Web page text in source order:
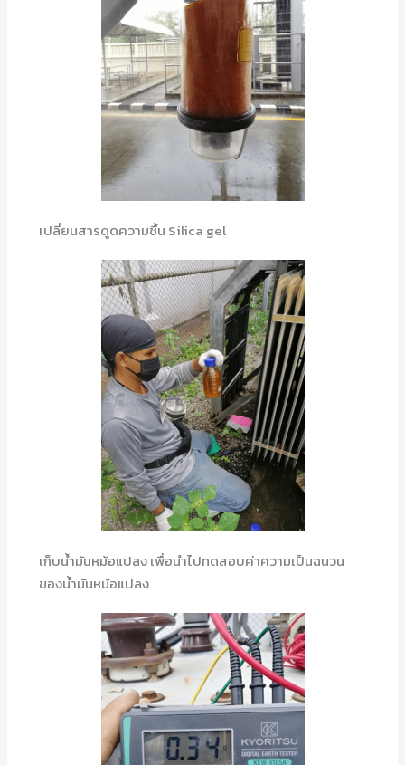
เปลี่ยนสารดูดความชื้น Silica gel
เก็บน้ำมันหม้อแปลง เพื่อนำไปทดสอบค่าความเป็นฉนวน
ของน้ำมันหม้อแปลง